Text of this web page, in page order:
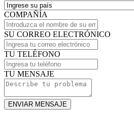
COMPAÑÍA
SU CORREO ELECTRÓNICO
TU TELÉFONO
TU MENSAJE
ENVIAR MENSAJE